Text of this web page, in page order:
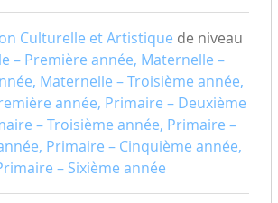
Culturelle et Artistique de niveau
– Première année, Maternelle –
Maternelle – Troisième année,
année, Primaire – Deuxième
– Troisième année, Primaire –
Primaire – Cinquième année,
– Sixième année